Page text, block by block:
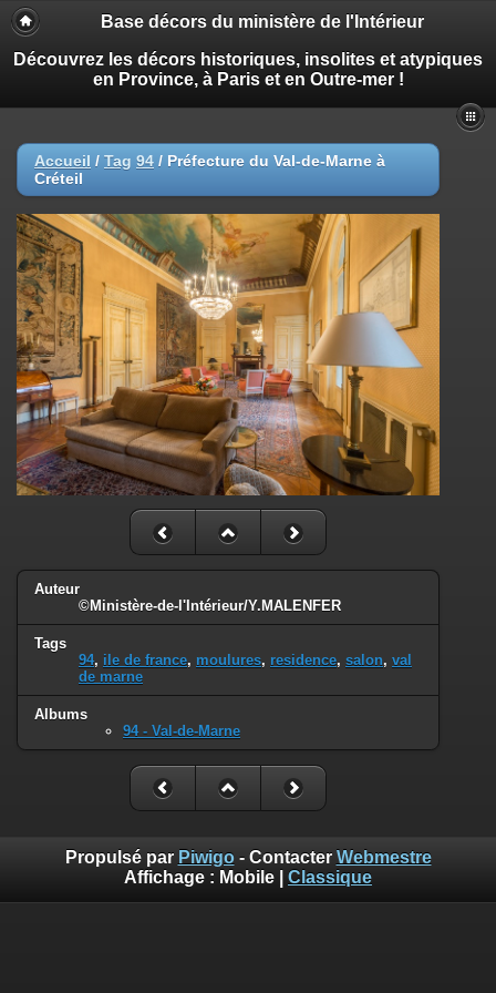
Base décors du ministère de l'Intérieur
Découvrez les décors historiques, insolites et atypiques
en Province, à Paris et en Outre-mer !
Accueil / Tag 94 / Préfecture du Val-de-Marne à
Créteil
Auteur
©Ministère-de-l'Intérieur/Y.MALENFER
Tags
94, ile de france, moulures, residence, salon, val
de marne
Albums
94 - Val-de-Marne
Propulsé par Piwigo- Contacter Webmestre
Affichage : Mobile Classique